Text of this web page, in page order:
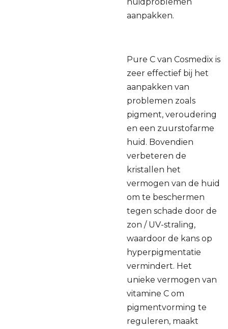
aanpakken.
Pure C van Cosmedix is
​​zeer effectief bij het
aanpakken van
problemen zoals
pigment, veroudering
en een zuurstofarme
huid. Bovendien
verbeteren de
kristallen het
vermogen van de huid
om te beschermen
tegen schade door de
zon / UV-straling,
waardoor de kans op
hyperpigmentatie
vermindert. Het
unieke vermogen van
vitamine C om
pigmentvorming te
reguleren, maakt